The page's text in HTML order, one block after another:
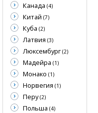
Канада (4)
Китай (7)
Куба (2)
Латвия (3)
Люксембург(2)
Мадейра (1)
Монако (1)
Норвегия (1)
Перу(2)
Польша (4)